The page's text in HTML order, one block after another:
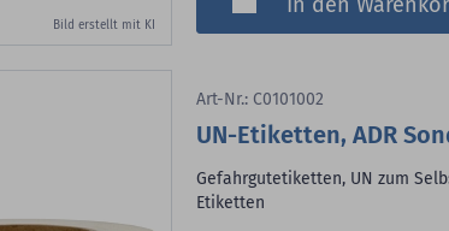
Bild erstellt mit KI
Art-Nr.: C0101002
UN-Etiketten, ADR
Gefahrgutetiketten, UN zum
Etiketten